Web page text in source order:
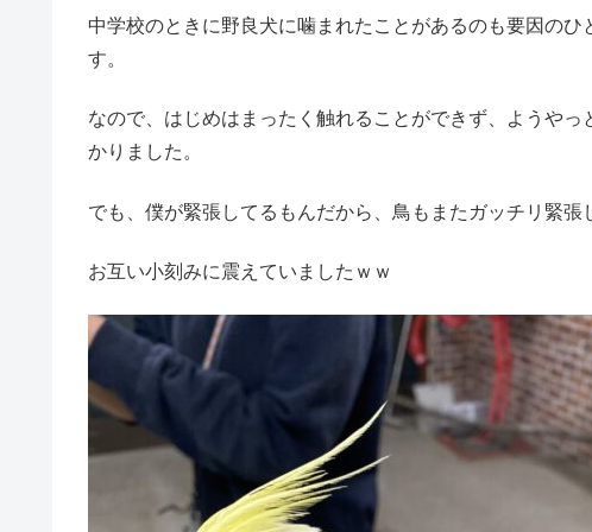
中学校のときに野良犬に噛まれたことがあるのも要因の
す。
なので、はじめはまったく触れることができず、ようや
かりました。
でも、僕が緊張してるもんだから、鳥もまたガッチリ緊張
お互い小刻みに震えていましたｗｗ